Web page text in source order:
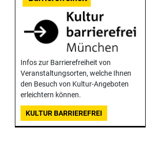
Infos zur Barrierefreiheit von
Veranstaltungsorten, welche Ihnen
den Besuch von Kultur-Angeboten
erleichtern können.
KULTUR BARRIEREFREI